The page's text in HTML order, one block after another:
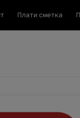
Плати сметка